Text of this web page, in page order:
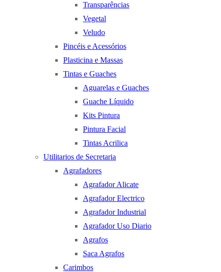
Transparências
Vegetal
Veludo
Pincéis e Acessórios
Plasticina e Massas
Tintas e Guaches
Aguarelas e Guaches
Guache Líquido
Kits Pintura
Pintura Facial
Tintas Acrilica
Utilitarios de Secretaria
Agrafadores
Agrafador Alicate
Agrafador Electrico
Agrafador Industrial
Agrafador Uso Diario
Agrafos
Saca Agrafos
Carimbos